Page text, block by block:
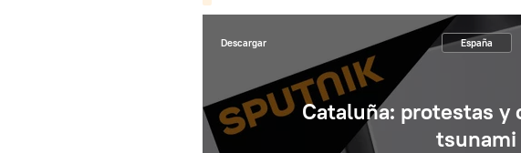
España
Cataluña: protestas y
tsunami
Descargar